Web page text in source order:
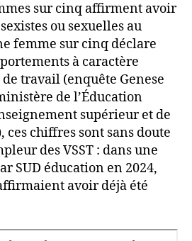
sur cinq affirment avoir
ou sexuelles au
femme sur cinq déclare
à caractère
travail (enquête Genese
de l’Éducation
supérieur et de
ces chiffres sont sans doute
des VSST : dans une
SUD éducation en 2024,
avoir déjà été